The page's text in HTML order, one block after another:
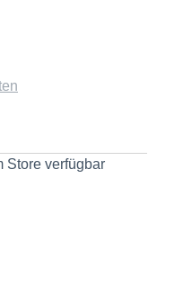
5 Sternen
Store verfügbar